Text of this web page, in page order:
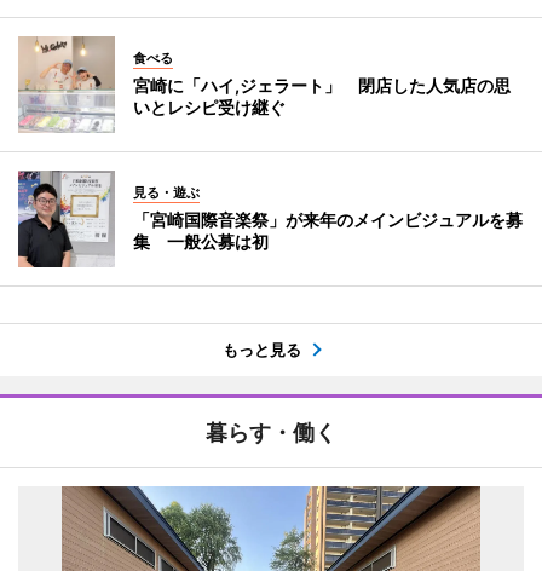
食べる
宮崎に「ハイ,ジェラート」 閉店した人気店の思
いとレシピ受け継ぐ
見る・遊ぶ
「宮崎国際音楽祭」が来年のメインビジュアルを募
集 一般公募は初
もっと見る
暮らす・働く